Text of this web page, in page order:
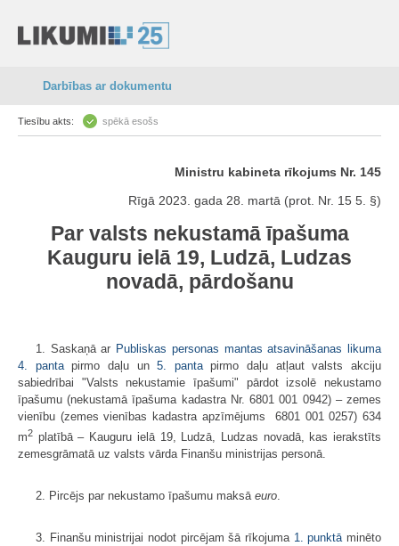
Darbības ar dokumentu
Tiesību akts: spēkā esošs
Ministru kabineta rīkojums Nr. 145
Rīgā 2023. gada 28. martā (prot. Nr. 15 5. §)
Par valsts nekustamā īpašuma
Kauguru ielā 19, Ludzā, Ludzas
novadā, pārdošanu
1. Saskaņā ar Publiskas personas mantas atsavināšanas likuma
4. pantapirmo daļu un5. pantapirmo daļu atļaut valsts akciju
sabiedrībai "Valsts nekustamie īpašumi" pārdot izsolē nekustamo
īpašumu (nekustamā īpašuma kadastra Nr. 6801 001 0942) – zemes
vienību (zemes vienības kadastra apzīmējums 6801 001 0257) 634
m2 platībā – Kauguru ielā 19, Ludzā, Ludzas novadā, kas ierakstīts
zemesgrāmatā uz valsts vārda Finanšu ministrijas personā.
2. Pircējs par nekustamo īpašumu maksā euro.
3. Finanšu ministrijai nodot pircējam šā rīkojuma 1. punktāminēto